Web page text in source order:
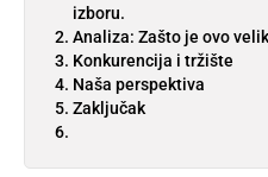
izboru.
Analiza: Zašto je ovo
Konkurencija i tržište
Naša perspektiva
Zaključak